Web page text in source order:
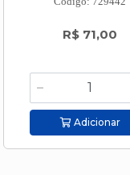
R$ 71,00
Adicionar